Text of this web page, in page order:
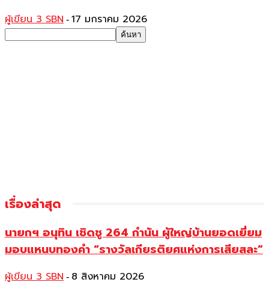
ผู้เขียน 3 SBN - 17 มกราคม 2026
เรื่องล่าสุด
นายกฯ อนุทิน เชิดชู 264 กำนัน ผู้ใหญ่บ้านยอดเยี่ยม
มอบแหนบทองคำ “รางวัลเกียรติยศแห่งการเสียสละ”
ผู้เขียน 3 SBN - 8 สิงหาคม 2026